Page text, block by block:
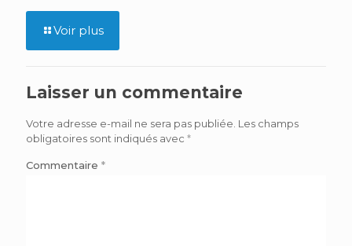
Voir plus
Laisser un commentaire
Votre adresse e-mail ne sera pas publiée. Les champs
obligatoires sont indiqués avec *
Commentaire *